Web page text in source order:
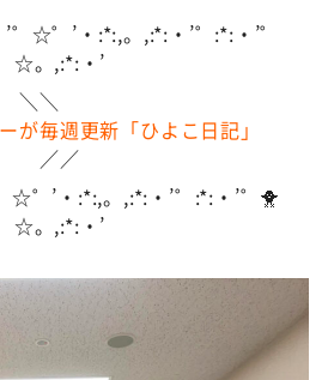
い！
☆゜’・:*:,。,:*:・’゜:*:・’゜
☆。,:*:・’
＼＼
が毎週更新「ひよこ日記」
／／
☆゜’・:*:,。,:*:・’゜:*:・’゜🐥
☆。,:*:・’